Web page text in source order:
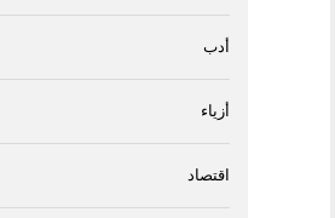
أدب
أزياء
اقتصاد